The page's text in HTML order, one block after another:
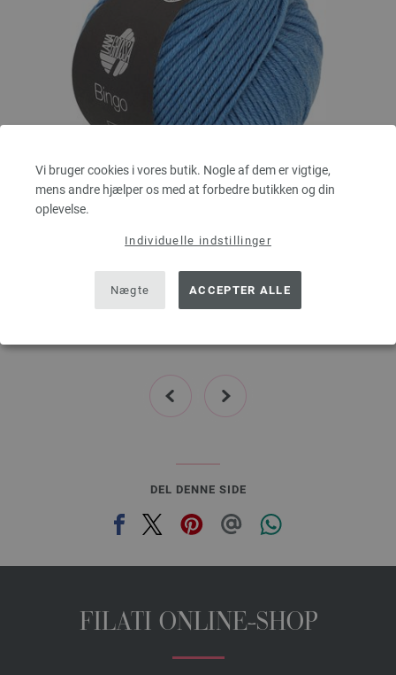
Vi bruger cookies i vores butik. Nogle af dem er vigtige,
mens andre hjælper os med at forbedre butikken og din
oplevelse.
Individuelle indstillinger
Nægte ACCEPTER ALLE
BINGO Uni/Melange
Løbelængde: ca. 80 m / 50 g
Pinde-/nåletykkelse: 4,5 - 5,5
prev next
DEL DENNE SIDE
FILATI ONLINE-SHOP